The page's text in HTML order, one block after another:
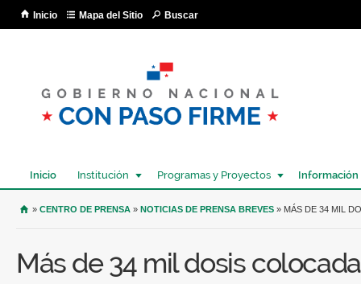
Inicio Mapa del Sitio Buscar
Inicio Institución Programas y Proyectos Información
USTED SE ENCUENTRA AQUÍ
» CENTRO DE PRENSA » NOTICIAS DE PRENSA BREVES » MÁS DE 34 MIL
Más de 34 mil dosis